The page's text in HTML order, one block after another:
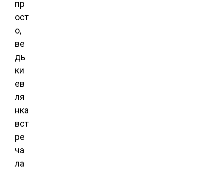
пр
ост
о,
ве
дь
ки
ев
ля
нка
вст
ре
ча
ла